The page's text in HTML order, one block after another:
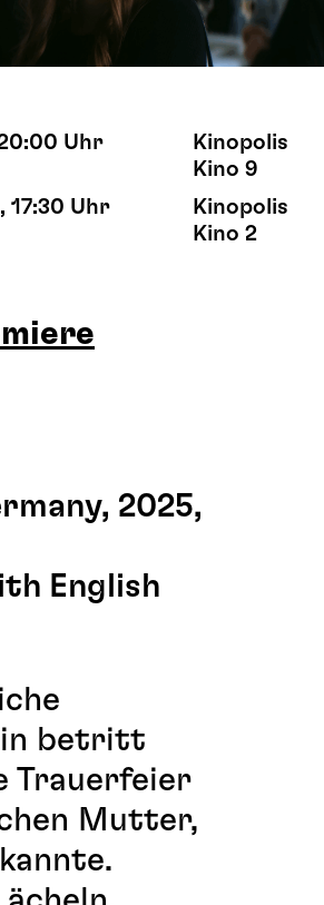
Uhr
Kinopolis
Kino 9
17:30 Uhr
Kinopolis
Kino 2
2025,
English
betritt
Trauerfeier
Mutter,